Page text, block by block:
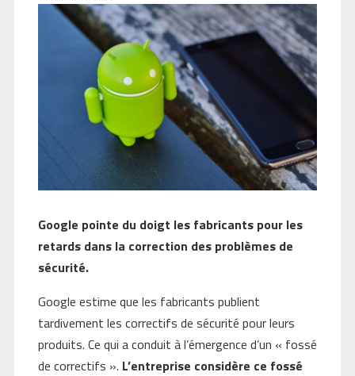
Google pointe du doigt les fabricants pour les
retards dans la correction des problèmes de
sécurité.
Google estime que les fabricants publient
tardivement les correctifs de sécurité pour leurs
produits. Ce qui a conduit à l’émergence d’un « fossé
de correctifs ». L’entreprise considère ce fossé